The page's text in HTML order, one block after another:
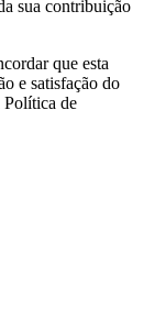
sua contribuição
que esta
e satisfação do
Política de